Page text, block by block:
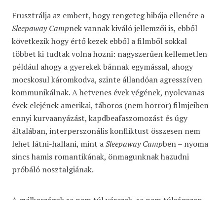
Frusztrálja az embert, hogy rengeteg hibája ellenére a
Sleepaway Campnek vannak kiváló jellemzői is, ebből
következik hogy értő kezek ebből a filmből sokkal
többet ki tudtak volna hozni: nagyszerűen kellemetlen
például ahogy a gyerekek bánnak egymással, ahogy
mocskosul káromkodva, szinte állandóan agresszíven
kommunikálnak. A hetvenes évek végének, nyolcvanas
évek elejének amerikai, táboros (nem horror) filmjeiben
ennyi kurvaanyázást, kapdbeafaszomozást és úgy
általában, interperszonális konfliktust összesen nem
lehet látni-hallani, mint aSleepaway Campben – nyoma
sincs hamis romantikának, önmagunknak hazudni
próbáló nosztalgiának.